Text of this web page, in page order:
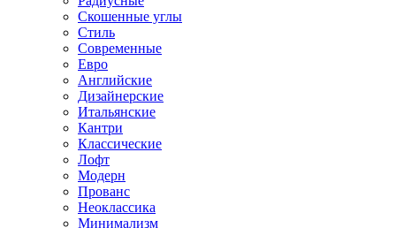
Скошенные углы
Стиль
Современные
Евро
Английские
Дизайнерские
Итальянские
Кантри
Классические
Лофт
Модерн
Прованс
Неоклассика
Минимализм